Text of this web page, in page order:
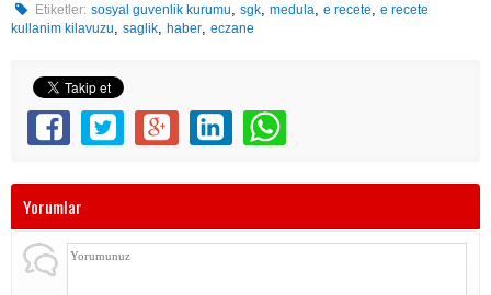
Etiketler: sosyal guvenlik kurumu,sgk,medula,e recete,e recete
kullanim kilavuzu, saglik, haber, eczane
Yorumlar